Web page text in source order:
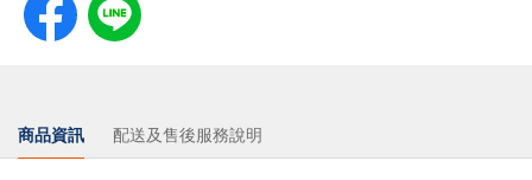
商品資訊 配送及售後服務說明